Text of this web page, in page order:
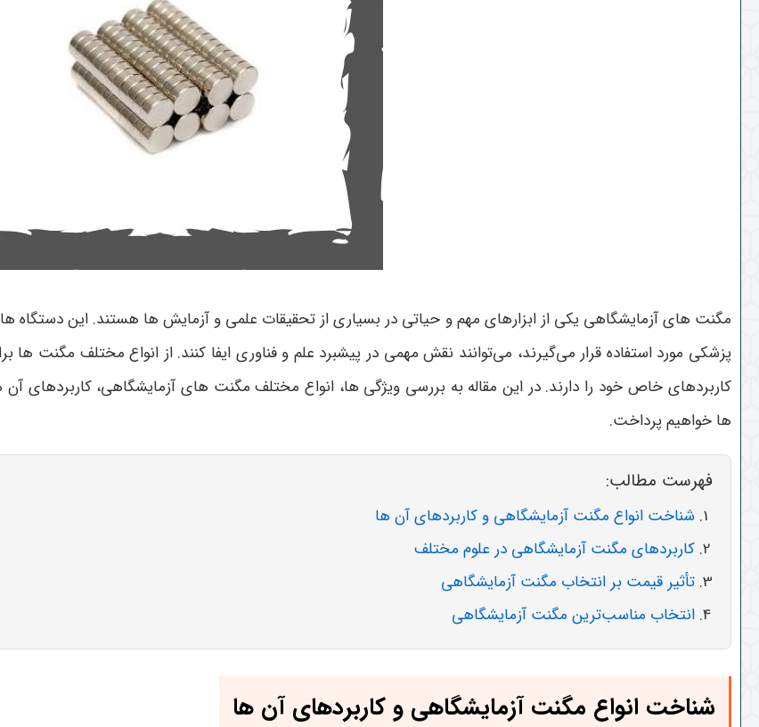
مگنت های آزمایشگاهی یکی از ابزارهای مهم و حیاتی در بسیاری از تحقیقات علمی و آزمایش ها هستند. این دستگاه
پزشکی مورد استفاده قرار می‌گیرند، می‌توانند نقش مهمی در پیشبرد علم و فناوری ایفا کنند. از انواع مختلف مگنت
کاربردهای خاص خود را دارند. در این مقاله به بررسی ویژگی ها، انواع مختلف مگنت های آزمایشگاهی، کاربردهای
ها خواهیم پرداخت.
فهرست مطالب:
شناخت انواع مگنت آزمایشگاهی و کاربردهای آن ها
کاربردهای مگنت آزمایشگاهی در علوم مختلف
تأثیر قیمت بر انتخاب مگنت آزمایشگاهی
انتخاب مناسب‌ترین مگنت آزمایشگاهی
شناخت انواع مگنت آزمایشگاهی و کاربردهای آن ها